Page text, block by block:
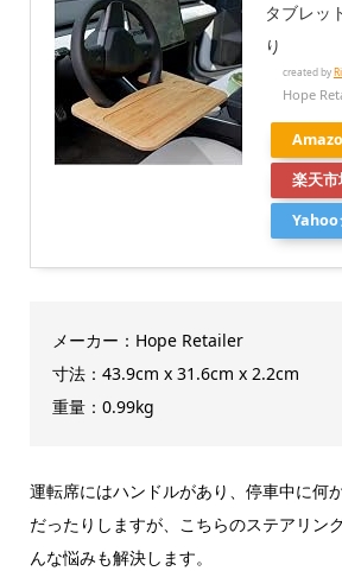
タブレッ
り
created by
Hope
楽天市
Yahoo
メーカー：Hope Retailer
寸法：43.9cm x 31.6cm x 2.2cm
重量：0.99kg
運転席にはハンドルがあり、停車中に何
だったりしますが、こちらのステアリン
んな悩みも解決します。